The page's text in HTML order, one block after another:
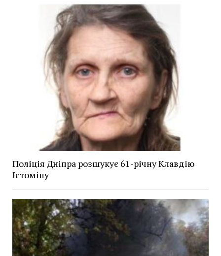
Поліція Дніпра розшукує 61-річну Клавдію
Істоміну